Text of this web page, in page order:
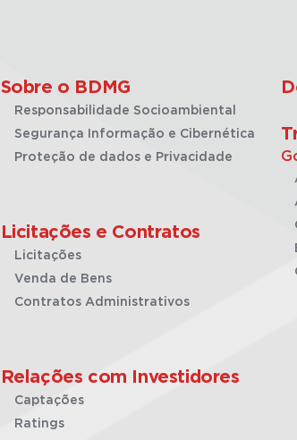
Sobre o BDMG
Responsabilidade Socioambiental
Segurança Informação e Cibernética
Proteção de dados e Privacidade
Licitações e Contratos
Licitações
Venda de Bens
Contratos Administrativos
Relações com Investidores
Captações
Ratings